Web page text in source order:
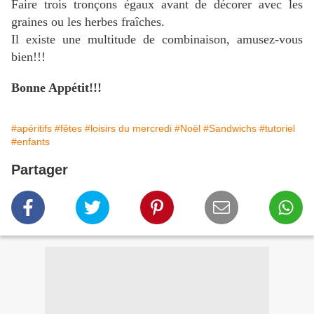
Faire trois tronçons égaux avant de décorer avec les
graines ou les herbes fraîches.
Il existe une multitude de combinaison, amusez-vous
bien!!!
Bonne Appétit!!!
#apéritifs #fêtes #loisirs du mercredi #Noël #Sandwichs #tutoriel
#enfants
Partager